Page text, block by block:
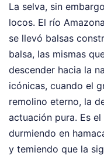
La selva, sin
locos. El río
se llevó balsas
balsa, las mismas
descender hacia la
icónicas, cuando el
remolino eterno, la
actuación pura. Es
durmiendo en
y temiendo que la